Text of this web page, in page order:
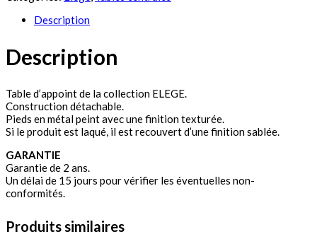
Description
Description
Table d’appoint de la collection ELEGE.
Construction détachable.
Pieds en métal peint avec une finition texturée.
Si le produit est laqué, il est recouvert d’une finition sablée.
GARANTIE
Garantie de 2 ans.
Un délai de 15 jours pour vérifier les éventuelles non-
conformités.
Produits similaires